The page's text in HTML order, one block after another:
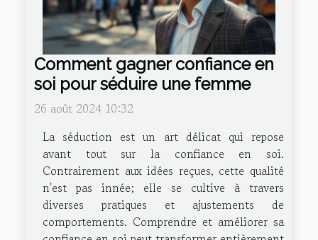
Comment gagner confiance en
soi pour séduire une femme
26 août 2024 10:32
La séduction est un art délicat qui repose
avant tout sur la confiance en soi.
Contrairement aux idées reçues, cette qualité
n'est pas innée; elle se cultive à travers
diverses pratiques et ajustements de
comportements. Comprendre et améliorer sa